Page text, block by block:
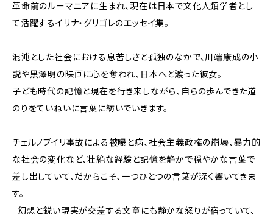
革命前のルーマニアに生まれ、現在は日本で文化人類学者とし
て活躍するイリナ・グリゴレのエッセイ集。
混沌とした社会における息苦しさと孤独のなかで、川端康成の小
説や黒澤明の映画に心を奪われ、日本へと渡った彼女。
子ども時代の記憶と現在を行き来しながら、自らの歩んできた道
のりをていねいに言葉に紡いでいきます。
チェルノブイリ事故による被曝と病、社会主義政権の崩壊、暴力的
な社会の変化など、壮絶な経験と記憶を静かで穏やかな言葉で
差し出していて、だからこそ、一つひとつの言葉が深く響いてきま
す。
幻想と鋭い現実が交差する文章にも静かな怒りが宿っていて、